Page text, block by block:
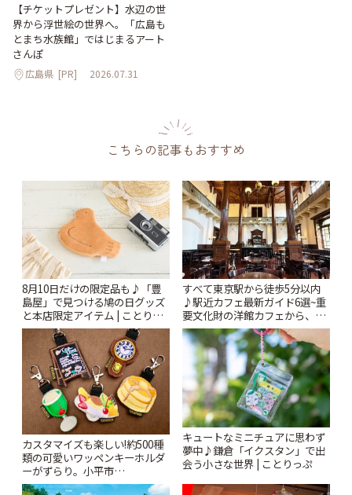
【チケットプレゼント】水辺の世
界から浮世絵の世界へ。「広島も
とまち水族館」ではじまるアート
さんぽ
広島県 [PR] 2026.07.31
こちらの記事もおすすめ
8月10日だけの限定品も♪「豊
島屋」で見つける鳩の日グッズ
と本店限定アイテム | ことりっ
ぷ
すべて東京駅から徒歩5分以内
♪駅近カフェ最新ガイド6選~重
要文化財の洋館カフェから、改
札すぐのレトロ喫茶まで~ | こと
りっぷ
カスタマイズも楽しい!約500種
類の可愛いワッペンキーホルダ
ーがずらり。小平市
「Kimamaya T&K」 | ことりっ
キュートなミニチュアに思わず
夢中♪鎌倉「イクスタン」で出
会う小さな世界 | ことりっぷ